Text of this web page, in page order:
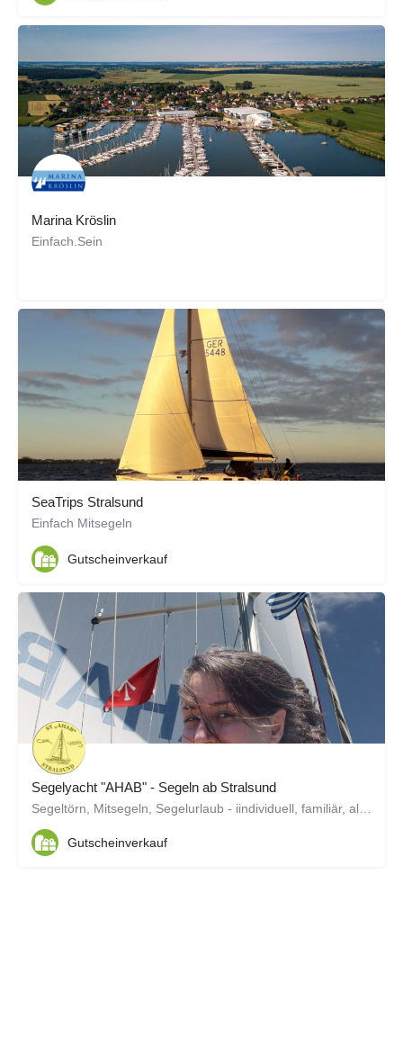
Marina Kröslin
Einfach.Sein
SeaTrips Stralsund
Einfach Mitsegeln
Gutscheinverkauf
Segelyacht "AHAB" - Segeln ab Stralsund
Gutscheinverkauf